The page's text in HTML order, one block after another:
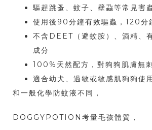
驅趕跳蚤、蚊子、壁蝨等常見害
使用後90分鐘有效驅蟲，120分
不含DEET（避蚊胺）、酒精、
成分
100%天然配方，對狗狗肌膚無
適合幼犬、過敏或敏感肌狗狗使
和一般化學防蚊液不同，
DOGGYPOTION考量毛孩體質，